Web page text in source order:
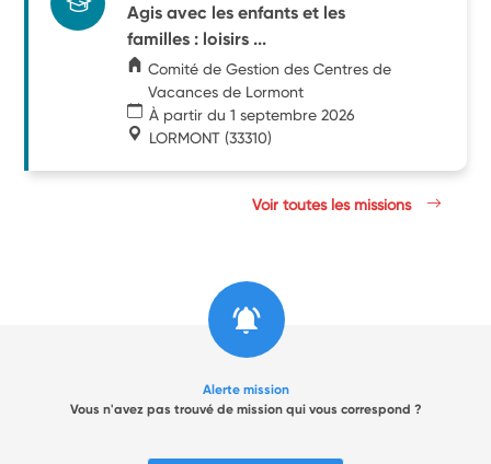
Agis avec les enfants et les
familles : loisirs ...
Comité de Gestion des Centres de
Vacances de Lormont
À partir du 1 septembre 2026
LORMONT (33310)
Voir toutes les missions
Alerte mission
Vous n'avez pas trouvé de mission qui vous correspond ?